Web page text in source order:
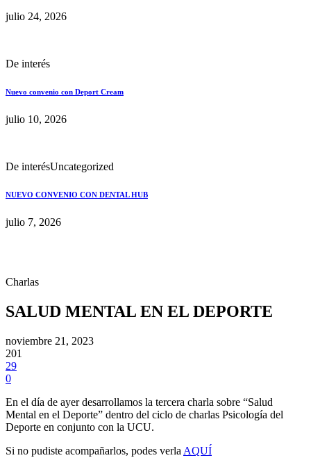
julio 24, 2026
De interés
Nuevo convenio con Deport Cream
julio 10, 2026
De interésUncategorized
NUEVO CONVENIO CON DENTAL HUB
julio 7, 2026
Charlas
SALUD MENTAL EN EL DEPORTE
noviembre 21, 2023
201
29
0
En el día de ayer desarrollamos la tercera charla sobre “Salud
Mental en el Deporte” dentro del ciclo de charlas Psicología del
Deporte en conjunto con la UCU.
Si no pudiste acompañarlos, podes verla AQUÍ